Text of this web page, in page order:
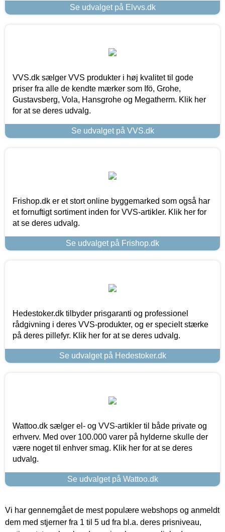
Se udvalget på Elvvs.dk
VVS.dk sælger VVS produkter i høj kvalitet til gode
priser fra alle de kendte mærker som Ifö, Grohe,
Gustavsberg, Vola, Hansgrohe og Megatherm. Klik her
for at se deres udvalg.
Se udvalget på VVS.dk
Frishop.dk er et stort online byggemarked som også har
et fornuftigt sortiment inden for VVS-artikler. Klik her for
at se deres udvalg.
Se udvalget på Frishop.dk
Hedestoker.dk tilbyder prisgaranti og professionel
rådgivning i deres VVS-produkter, og er specielt stærke
på deres pillefyr. Klik her for at se deres udvalg.
Se udvalget på Hedestoker.dk
Wattoo.dk sælger el- og VVS-artikler til både private og
erhverv. Med over 100.000 varer på hylderne skulle der
være noget til enhver smag. Klik her for at se deres
udvalg.
Se udvalget på Wattoo.dk
Vi har gennemgået de mest populære webshops og anmeldt
dem med stjerner fra 1 til 5 ud fra bl.a. deres prisniveau,